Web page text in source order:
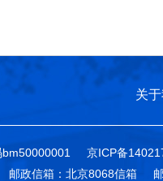
关
京ICP备
邮政信箱：北京8068信箱